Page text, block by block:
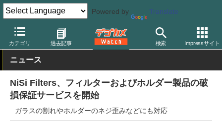
Powered by Translate
カテゴリ 過去記事 検索 Impressサイト
デジカメ Watch レンズ レンズフィルター
ニュース
NiSi Filters、フィルターおよびホルダー製品の破
損保証サービスを開始
ガラスの割れやホルダーのネジ歪みなどにも対応